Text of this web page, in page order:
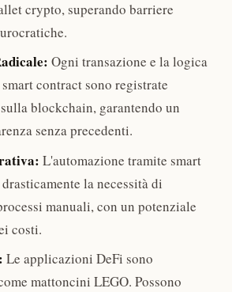
crypto, superando barriere
Ogni transazione e la logica
contract sono registrate
blockchain, garantendo un
senza precedenti.
L'automazione tramite smart
la necessità di
manuali, con un potenziale
costi.
Le applicazioni DeFi sono
mattoncini LEGO. Possono